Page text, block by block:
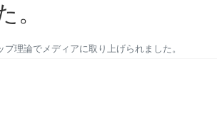
。
理論でメディアに取り上げられました。